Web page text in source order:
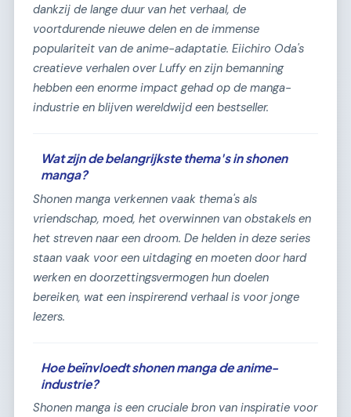
dankzij de lange duur van het verhaal, de
voortdurende nieuwe delen en de immense
populariteit van de anime-adaptatie. Eiichiro Oda's
creatieve verhalen over Luffy en zijn bemanning
hebben een enorme impact gehad op de manga-
industrie en blijven wereldwijd een bestseller.
Wat zijn de belangrijkste thema's in shonen
manga?
Shonen manga verkennen vaak thema's als
vriendschap, moed, het overwinnen van obstakels en
het streven naar een droom. De helden in deze series
staan vaak voor een uitdaging en moeten door hard
werken en doorzettingsvermogen hun doelen
bereiken, wat een inspirerend verhaal is voor jonge
lezers.
Hoe beïnvloedt shonen manga de anime-
industrie?
Shonen manga is een cruciale bron van inspiratie voor